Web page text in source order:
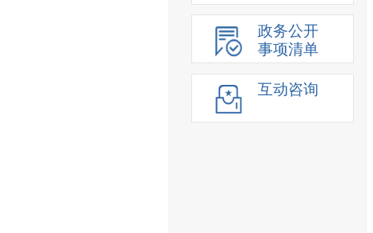
政务公开
事项清单
互动咨询